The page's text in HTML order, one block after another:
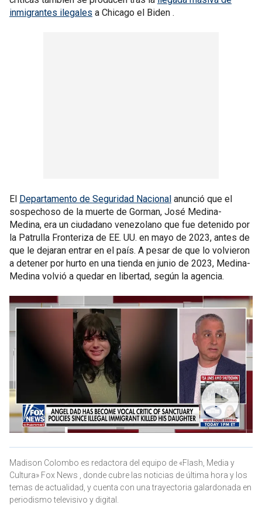
inmigrantes ilegales a Chicago el Biden .
El Departamento de Seguridad Nacional anunció que el
sospechoso de la muerte de Gorman, José Medina-
Medina, era un ciudadano venezolano que fue detenido por
la Patrulla Fronteriza de EE. UU. en mayo de 2023, antes de
que le dejaran entrar en el país. A pesar de que lo volvieron
a detener por hurto en una tienda en junio de 2023, Medina-
Medina volvió a quedar en libertad, según la agencia.
Madison Colombo es redactora del equipo de «Flash, Media y
Cultura» Fox News , donde cubre las noticias de última hora y los
temas de actualidad, y cuenta con una trayectoria galardonada en
periodismo televisivo y digital.